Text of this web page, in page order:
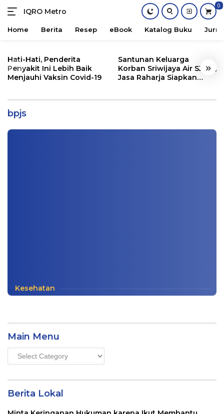
content
IQRO Metro
Lets
Bright
0
Home Berita Resep eBook Katalog Buku
« »
Hati-Hati, Penderita
Penyakit Ini Lebih Baik
Menjauhi Vaksin Covid-19
Santunan Keluarga
Korban Sriwijaya Air SJ182,
Jasa Raharja Siapkan
bpjs
Gaji Kurang, Indikasi Korupsi di BPJS
dan Dokumen
Nasional
Kesehatan
Main Menu
Main
Menu
Berita Lokal